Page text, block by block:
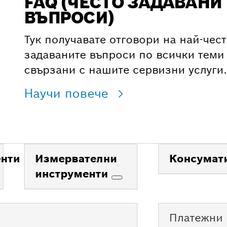
ВЪПРОСИ)
Тук получавате отговори на най-
задаваните въпроси по всички теми
свързани с нашите сервизни услуги.
Научи повече
Измервателни
инструменти
Платежни